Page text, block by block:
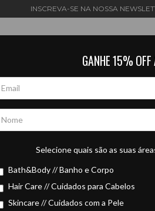
INSCREVA-SE NA NOSSA
PROMO RITUAIS
• TODOS OS
GANHE 15% OFF
Selecione quais são as suas
Bath&Body // Banho e Corpo
Hair Care // Cuidados para Cabelos
Skincare // Cuidados com a Pele